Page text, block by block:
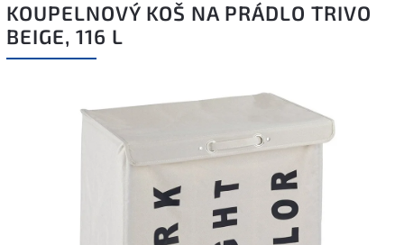
KOUPELNOVÝ KOŠ NA PRÁDLO TRIVO
BEIGE, 116 L